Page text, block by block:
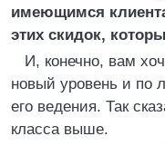
имеющимся
этих скидок,
И, конечно, вам
новый уровень и по
его ведения. Так
класса выше.